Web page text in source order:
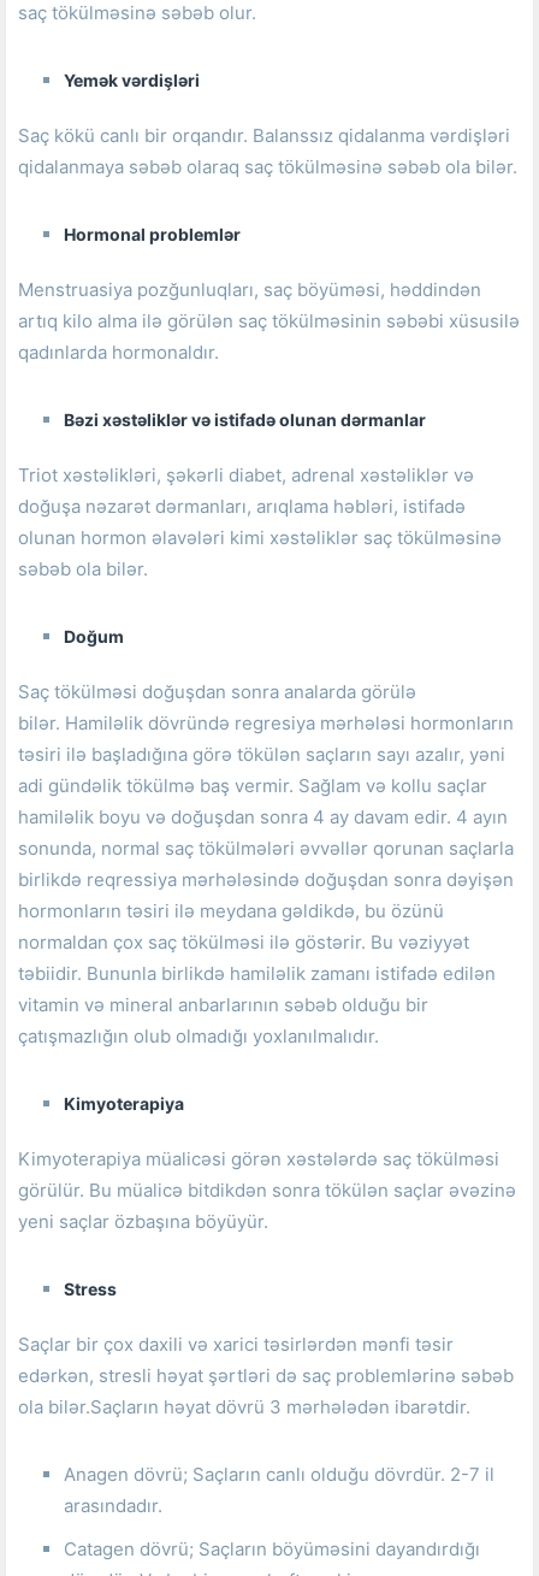
saç tökülməsinə səbəb olur.
Yemək vərdişləri
Saç kökü canlı bir orqandır. Balanssız qidalanma vərdişləri
qidalanmaya səbəb olaraq saç tökülməsinə səbəb ola bilər.
Hormonal problemlər
Menstruasiya pozğunluqları, saç böyüməsi, həddindən
artıq kilo alma ilə görülən saç tökülməsinin səbəbi xüsusilə
qadınlarda hormonaldır.
Bəzi xəstəliklər və istifadə olunan dərmanlar
Triot xəstəlikləri, şəkərli diabet, adrenal xəstəliklər və
doğuşa nəzarət dərmanları, arıqlama həbləri, istifadə
olunan hormon əlavələri kimi xəstəliklər saç tökülməsinə
səbəb ola bilər.
Doğum
Saç tökülməsi doğuşdan sonra analarda görülə
bilər. Hamiləlik dövründə regresiya mərhələsi hormonların
təsiri ilə başladığına görə tökülən saçların sayı azalır, yəni
adi gündəlik tökülmə baş vermir. Sağlam və kollu saçlar
hamiləlik boyu və doğuşdan sonra 4 ay davam edir. 4 ayın
sonunda, normal saç tökülmələri əvvəllər qorunan saçlarla
birlikdə reqressiya mərhələsində doğuşdan sonra dəyişən
hormonların təsiri ilə meydana gəldikdə, bu özünü
normaldan çox saç tökülməsi ilə göstərir. Bu vəziyyət
təbiidir. Bununla birlikdə hamiləlik zamanı istifadə edilən
vitamin və mineral anbarlarının səbəb olduğu bir
çatışmazlığın olub olmadığı yoxlanılmalıdır.
Kimyoterapiya
Kimyoterapiya müalicəsi görən xəstələrdə saç tökülməsi
görülür. Bu müalicə bitdikdən sonra tökülən saçlar əvəzinə
yeni saçlar özbaşına böyüyür.
Stress
Saçlar bir çox daxili və xarici təsirlərdən mənfi təsir
edərkən, stresli həyat şərtləri də saç problemlərinə səbəb
ola bilər.Saçların həyat dövrü 3 mərhələdən ibarətdir.
Anagen dövrü; Saçların canlı olduğu dövrdür. 2-7 il
arasındadır.
Catagen dövrü; Saçların böyüməsini dayandırdığı